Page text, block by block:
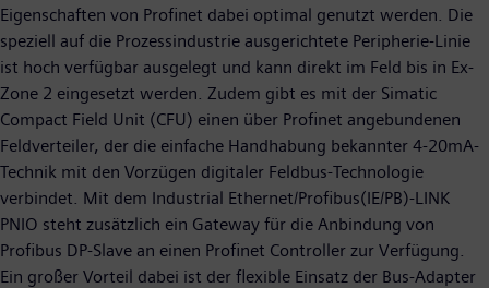
Eigenschaften von Profinet dabei optimal genutzt werden. Die
speziell auf die Prozessindustrie ausgerichtete Peripherie-Linie
ist hoch verfügbar ausgelegt und kann direkt im Feld bis in Ex-
Zone 2 eingesetzt werden. Zudem gibt es mit der Simatic
Compact Field Unit (CFU) einen über Profinet angebundenen
Feldverteiler, der die einfache Handhabung bekannter 4-20mA-
Technik mit den Vorzügen digitaler Feldbus-Technologie
verbindet. Mit dem Industrial Ethernet/Profibus(IE/PB)-LINK
PNIO steht zusätzlich ein Gateway für die Anbindung von
Profibus DP-Slave an einen Profinet Controller zur Verfügung.
Ein großer Vorteil dabei ist der flexible Einsatz der Bus-Adapter